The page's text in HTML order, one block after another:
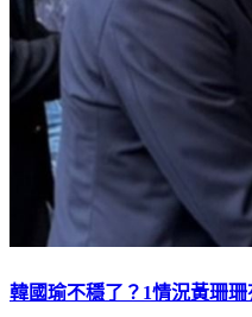
韓國瑜不穩了？1情況黃珊